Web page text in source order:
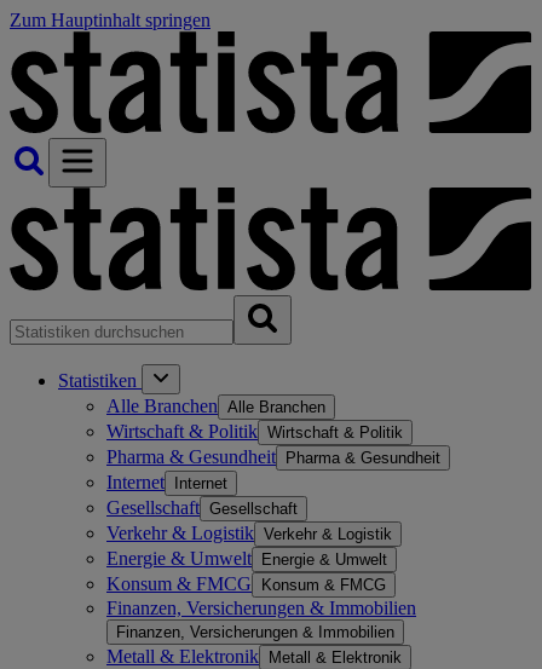
Zum Hauptinhalt springen
Statistiken
Alle Branchen Alle Branchen
Wirtschaft & Politik Wirtschaft & Politik
Pharma & Gesundheit Pharma & Gesundheit
Internet Internet
Gesellschaft Gesellschaft
Verkehr & Logistik Verkehr & Logistik
Energie & Umwelt Energie & Umwelt
Konsum & FMCG Konsum & FMCG
Finanzen, Versicherungen & Immobilien
Finanzen, Versicherungen & Immobilien
Metall & Elektronik Metall & Elektronik